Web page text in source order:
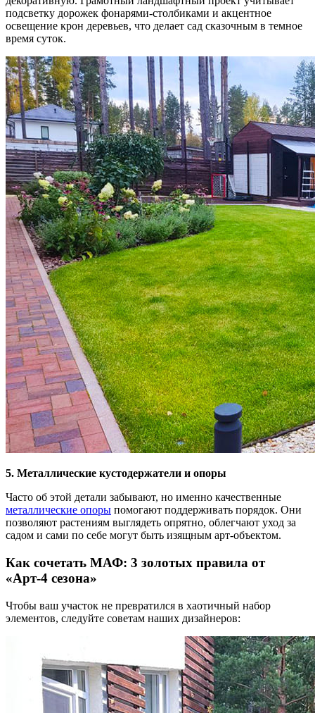
подсветку дорожек фонарями-столбиками и акцентное
освещение крон деревьев, что делает сад сказочным в темное
время суток.
5. Металлические кустодержатели и опоры
Часто об этой детали забывают, но именно качественные
металлические опоры помогают поддерживать порядок. Они
позволяют растениям выглядеть опрятно, облегчают уход за
садом и сами по себе могут быть изящным арт-объектом.
Как сочетать МАФ: 3 золотых правила от
«Арт-4 сезона»
Чтобы ваш участок не превратился в хаотичный набор
элементов, следуйте советам наших дизайнеров: